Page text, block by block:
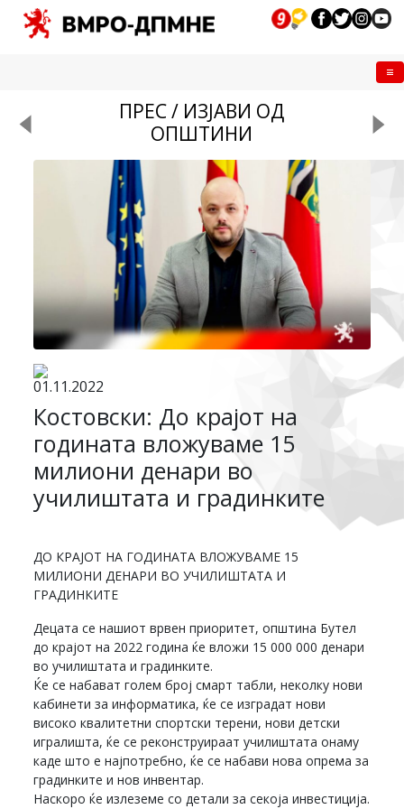
ПРЕС / ИЗЈАВИ ОД
ОПШТИНИ
01.11.2022
Костовски: До крајот на
годината вложуваме 15
милиони денари во
училиштата и градинките
ДО КРАЈОТ НА ГОДИНАТА ВЛОЖУВАМЕ 15
МИЛИОНИ ДЕНАРИ ВО УЧИЛИШТАТА И
ГРАДИНКИТЕ
Децата се нашиот врвен приоритет, општина Бутел
до крајот на 2022 година ќе вложи 15 000 000 денари
во училиштата и градинките.
Ќе се набават голем број смарт табли, неколку нови
кабинети за информатика, ќе се изградат нови
високо квалитетни спортски терени, нови детски
игралишта, ќе се реконструираат училиштата онаму
каде што е најпотребно, ќе се набави нова опрема за
градинките и нов инвентар.
Наскоро ќе излеземе со детали за секоја инвестиција.